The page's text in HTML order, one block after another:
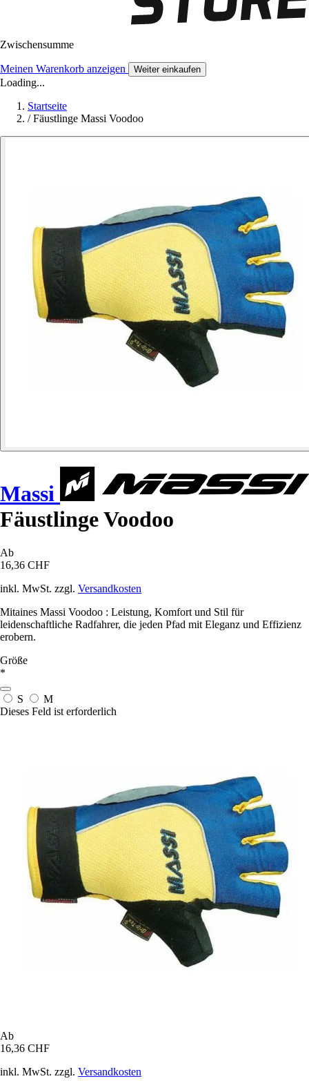
Zwischensumme
Meinen Warenkorb anzeigen Weiter einkaufen
Loading...
Startseite
/ Fäustlinge Massi Voodoo
Massi
Fäustlinge Voodoo
Ab
16,36 CHF
inkl. MwSt. zzgl. Versandkosten
Mitaines Massi Voodoo : Leistung, Komfort und Stil für
leidenschaftliche Radfahrer, die jeden Pfad mit Eleganz und Effizienz
erobern.
Größe
*
S
M
Dieses Feld ist erforderlich
Ab
16,36 CHF
inkl. MwSt. zzgl. Versandkosten